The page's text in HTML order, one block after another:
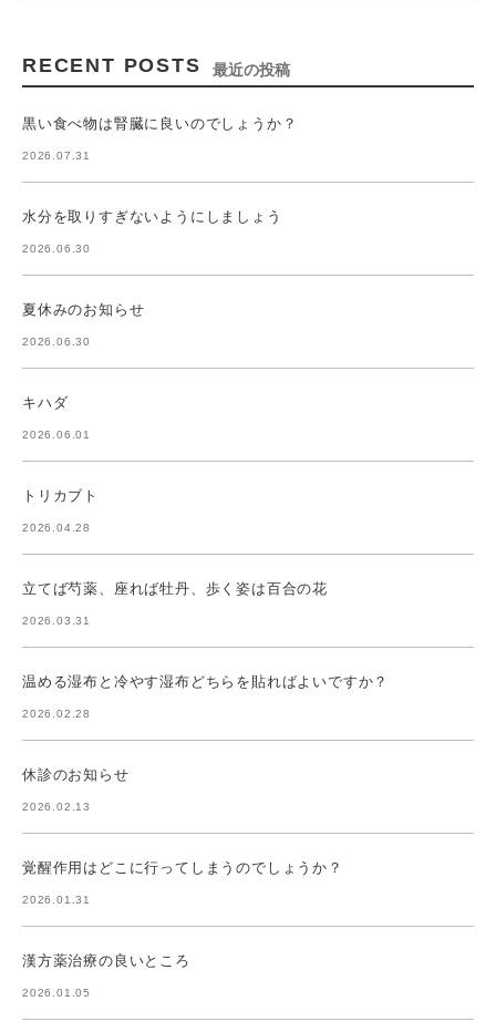
RECENT POSTS 最近の投稿
黒い食べ物は腎臓に良いのでしょうか？
2026.07.31
水分を取りすぎないようにしましょう
2026.06.30
夏休みのお知らせ
2026.06.30
キハダ
2026.06.01
トリカブト
2026.04.28
立てば芍薬、座れば牡丹、歩く姿は百合の花
2026.03.31
温める湿布と冷やす湿布どちらを貼ればよいですか？
2026.02.28
休診のお知らせ
2026.02.13
覚醒作用はどこに行ってしまうのでしょうか？
2026.01.31
漢方薬治療の良いところ
2026.01.05